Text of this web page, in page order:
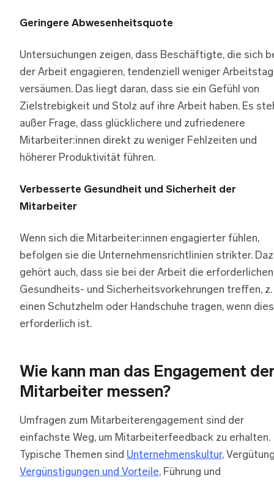
Geringere Abwesenheitsquote
Untersuchungen zeigen, dass Beschäftigte, die sich
der Arbeit engagieren, tendenziell weniger
versäumen. Das liegt daran, dass sie ein Gefühl von
Zielstrebigkeit und Stolz auf ihre Arbeit haben. Es
außer Frage, dass glücklichere und zufriedenere
Mitarbeiter:innen direkt zu weniger Fehlzeiten und
höherer Produktivität führen.
Verbesserte Gesundheit und Sicherheit der
Mitarbeiter
Wenn sich die Mitarbeiter:innen engagierter fühlen,
befolgen sie die Unternehmensrichtlinien strikter.
gehört auch, dass sie bei der Arbeit die erforderlichen
Gesundheits- und Sicherheitsvorkehrungen treffen, z.
einen Schutzhelm oder Handschuhe tragen, wenn dies
erforderlich ist.
Wie kann man das Engagement
Mitarbeiter messen?
Umfragen zum Mitarbeiterengagement sind der
einfachste Weg, um Mitarbeiterfeedback zu erhalten.
Typische Themen sind Unternehmenskultur,
Vergünstigungen und Vorteile, Führung und